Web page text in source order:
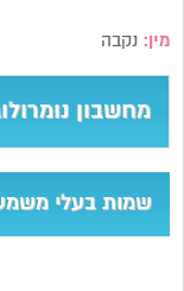
מין: נקבה
מחשבון
שמות בעלי